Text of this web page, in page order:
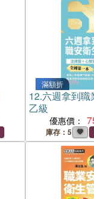
滿額折
12.六週拿到職
乙級
優惠價：
庫存：5